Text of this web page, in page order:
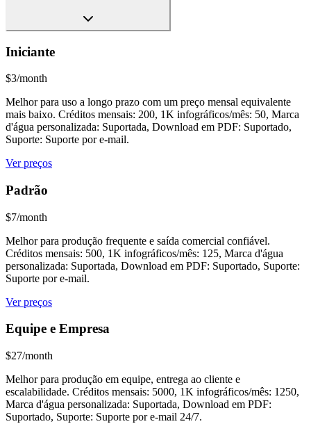
Iniciante
$3/month
Melhor para uso a longo prazo com um preço mensal equivalente
mais baixo. Créditos mensais: 200, 1K infográficos/mês: 50, Marca
d'água personalizada: Suportada, Download em PDF: Suportado,
Suporte: Suporte por e-mail.
Ver preços
Padrão
$7/month
Melhor para produção frequente e saída comercial confiável.
Créditos mensais: 500, 1K infográficos/mês: 125, Marca d'água
personalizada: Suportada, Download em PDF: Suportado, Suporte:
Suporte por e-mail.
Ver preços
Equipe e Empresa
$27/month
Melhor para produção em equipe, entrega ao cliente e
escalabilidade. Créditos mensais: 5000, 1K infográficos/mês: 1250,
Marca d'água personalizada: Suportada, Download em PDF:
Suportado, Suporte: Suporte por e-mail 24/7.